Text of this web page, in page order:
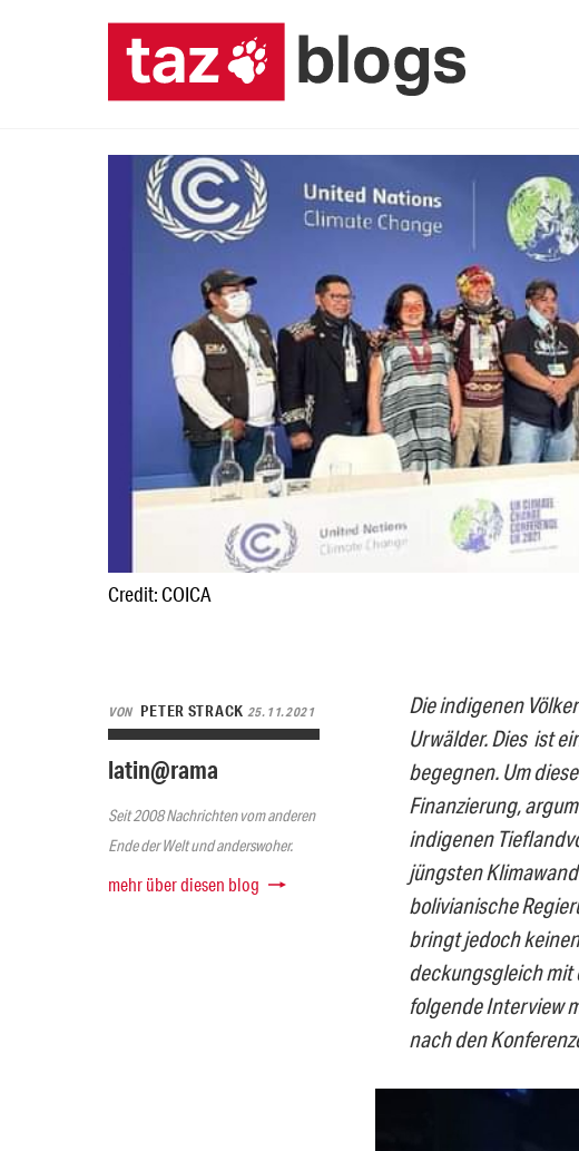
Credit: COICA
VON PETER STRACK 25.11.2021
latin@rama
Seit 2008 Nachrichten vom anderen
Ende der Welt und anderswoher.
mehr über diesen blog
Die indigenen
Urwälder. Dies ist
begegnen. Um
Finanzierung,
indigenen
jüngsten
bolivianische
bringt jedoch
deckungsgleich mit
folgende Interview
nach den